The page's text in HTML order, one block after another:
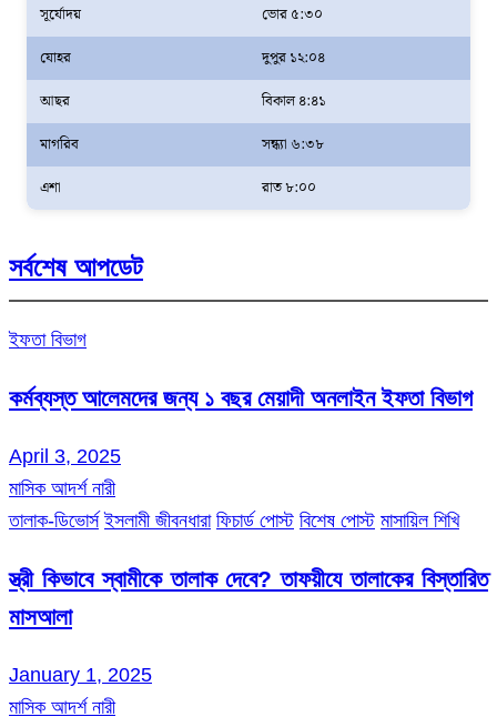
সূর্যোদয়
ভোর ৫:৩০
যোহর
দুপুর ১২:০৪
আছর
বিকাল ৪:৪১
মাগরিব
সন্ধ্যা ৬:৩৮
এশা
রাত ৮:০০
সর্বশেষ আপডেট
ইফতা বিভাগ
কর্মব্যস্ত আলেমদের জন্য ১ বছর মেয়াদী অনলাইন ইফতা বিভাগ
April 3, 2025
মাসিক আদর্শ নারী
তালাক-ডিভোর্স ইসলামী জীবনধারা ফিচার্ড পোস্ট বিশেষ পোস্ট মাসায়িল শিখি
স্ত্রী কিভাবে স্বামীকে তালাক দেবে? তাফয়ীযে তালাকের বিস্তারিত
মাসআলা
January 1, 2025
মাসিক আদর্শ নারী